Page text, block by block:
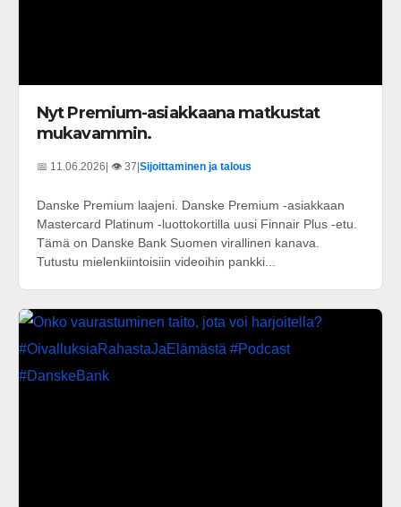
Nyt Premium-asiakkaana matkustat
mukavammin.
📅 11.06.2026 | 👁️ 37 Sijoittaminen ja talous
Danske Premium laajeni. Danske Premium -asiakkaan
Mastercard Platinum -luottokortilla uusi Finnair Plus -etu.
Tämä on Danske Bank Suomen virallinen kanava.
Tutustu mielenkiintoisiin videoihin pankki...